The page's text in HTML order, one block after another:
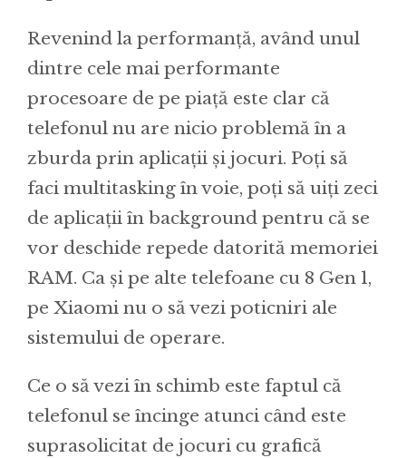
Revenind la performanță, având unul
dintre cele mai performante
procesoare de pe piață este clar că
telefonul nu are nicio problemă în a
zburda prin aplicații și jocuri. Poți să
faci multitasking în voie, poți să uiți zeci
de aplicații în background pentru că se
vor deschide repede datorită memoriei
RAM. Ca și pe alte telefoane cu 8 Gen 1,
pe Xiaomi nu o să vezi poticniri ale
sistemului de operare.
Ce o să vezi în schimb este faptul că
telefonul se încinge atunci când este
suprasolicitat de jocuri cu grafică